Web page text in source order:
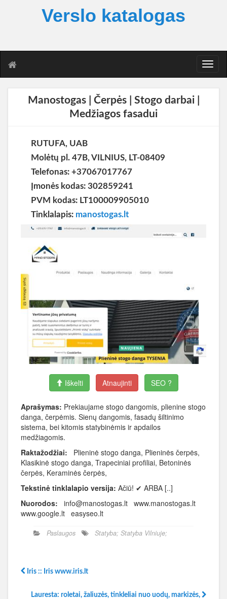
Verslo katalogas
T
o
Manostogas | Čerpės | Stogo darbai |
Medžiagos fasadui
RUTUFA, UAB
Molėtų pl. 47B, VILNIUS, LT-08409
Telefonas: +37067017767
Įmonės kodas: 302859241
PVM kodas: LT100009905010
Tinklalapis: manostogas.lt
Iškelti Atnaujinti SEO ?
Aprašymas: Prekiaujame stogo dangomis, plienine stogo
danga, čerpėmis. Sienų dangomis, fasadų šiltinimo
sistema, bei kitomis statybinėmis ir apdailos
medžiagomis.
Raktažodžiai: Plieninė stogo danga, Plieninės čerpės,
Klasikinė stogo danga, Trapeciniai profiliai, Betoninės
čerpės, Keraminės čerpės,
Tekstinė tinklalapio versija: Ačiū! ✔ ARBA [..]
Nuorodos: info@manostogas.lt www.manostogas.lt
www.google.lt easyseo.lt
Paslaugos Statyba; Statyba Vilniuje;
Iris :: Iris www.iris.lt
Lauresta: roletai, žaliuzės, tinkleliai nuo uodų, markizės,